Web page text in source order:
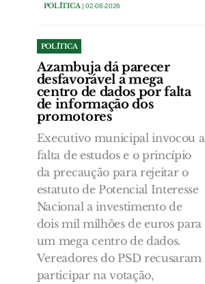
POLÍTICA | 02-08-2026
POLÍTICA
Azambuja dá parecer
desfavorável a mega
centro de dados por falta
de informação dos
promotores
Executivo municipal invocou a
falta de estudos e o princípio
da precaução para rejeitar o
estatuto de Potencial Interesse
Nacional a investimento de
dois mil milhões de euros para
um mega centro de dados.
Vereadores do PSD recusaram
participar na votação,